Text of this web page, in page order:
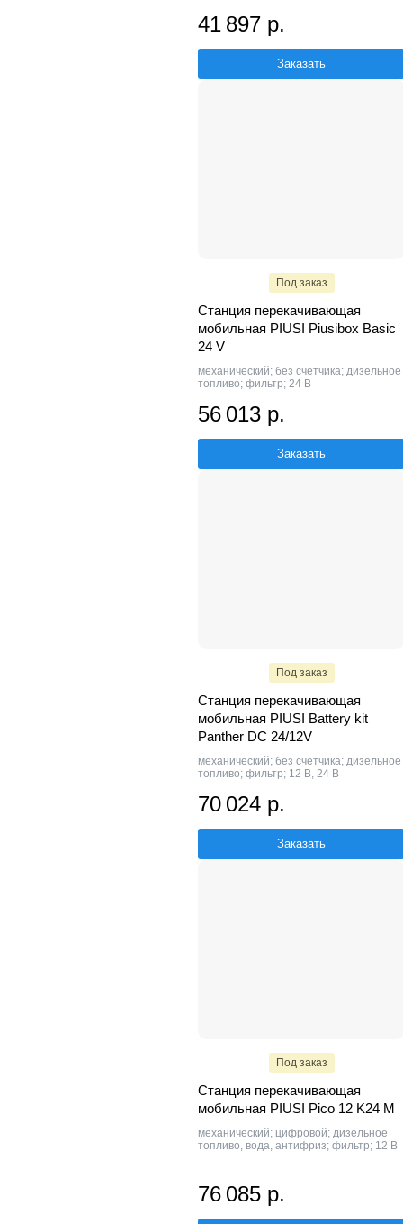
41 897 р.
Заказать
Под заказ
Станция перекачивающая
мобильная PIUSI Piusibox Basic
24 V
механический; без счетчика; дизельное
топливо; фильтр; 24 В
56 013 р.
Заказать
Под заказ
Станция перекачивающая
мобильная PIUSI Battery kit
Panther DC 24/12V
механический; без счетчика; дизельное
топливо; фильтр; 12 В, 24 В
70 024 р.
Заказать
Под заказ
Станция перекачивающая
мобильная PIUSI Pico 12 K24 M
механический; цифровой; дизельное
топливо, вода, антифриз; фильтр; 12 В
76 085 р.